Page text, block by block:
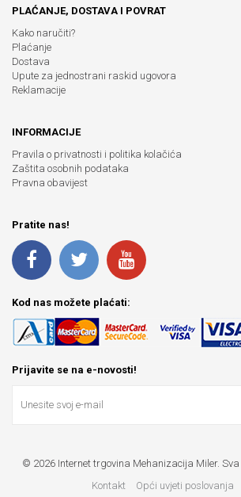
PLAĆANJE, DOSTAVA I POVRAT
Kako naručiti?
Plaćanje
Dostava
Upute za jednostrani raskid ugovora
Reklamacije
INFORMACIJE
Pravila o privatnosti i politika kolačića
Zaštita osobnih podataka
Pravna obavijest
Pratite nas!
Kod nas možete plaćati:
Prijavite se na e-novosti!
© 2026 Internet trgovina Mehanizacija Miler.
Kontakt
Opći uvjeti poslovanja